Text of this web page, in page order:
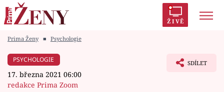
ŽIVĚ
Módní alarm
Prima Ženy ■ Psychologie
PSYCHOLOGIE
17. března 2021 06:00
redakce Prima Zoom
SDÍLET